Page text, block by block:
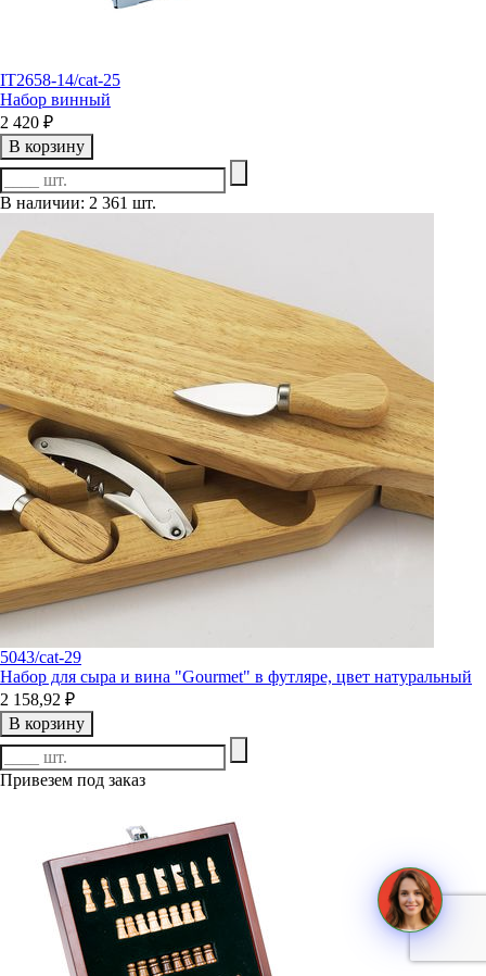
IT2658-14/cat-25
Набор винный
2 420 ₽
В корзину
В наличии: 2 361 шт.
5043/cat-29
Набор для сыра и вина "Gourmet" в футляре, цвет натуральный
2 158,92 ₽
В корзину
Привезем под заказ